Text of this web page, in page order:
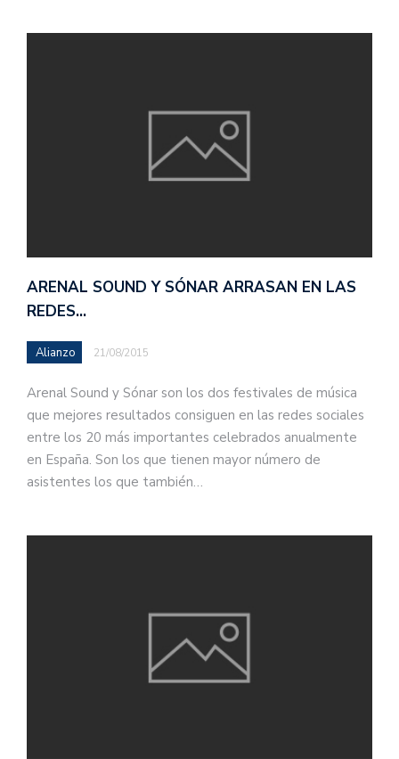
ARENAL SOUND Y SÓNAR ARRASAN EN LAS
REDES…
Alianzo 21/08/2015
Arenal Sound y Sónar son los dos festivales de música
que mejores resultados consiguen en las redes sociales
entre los 20 más importantes celebrados anualmente
en España. Son los que tienen mayor número de
asistentes los que también…